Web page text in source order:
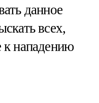
данное
всех,
к нападению